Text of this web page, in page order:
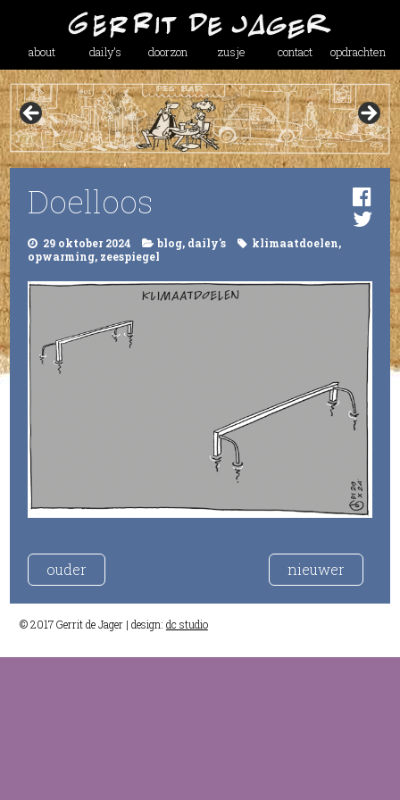
about daily’s doorzon zusje contact opdrachten
Doelloos
29 oktober 2024 blog, daily's klimaatdoelen,
opwarming, zeespiegel
ouder nieuwer
© 2017 Gerrit de Jager | design: dc studio